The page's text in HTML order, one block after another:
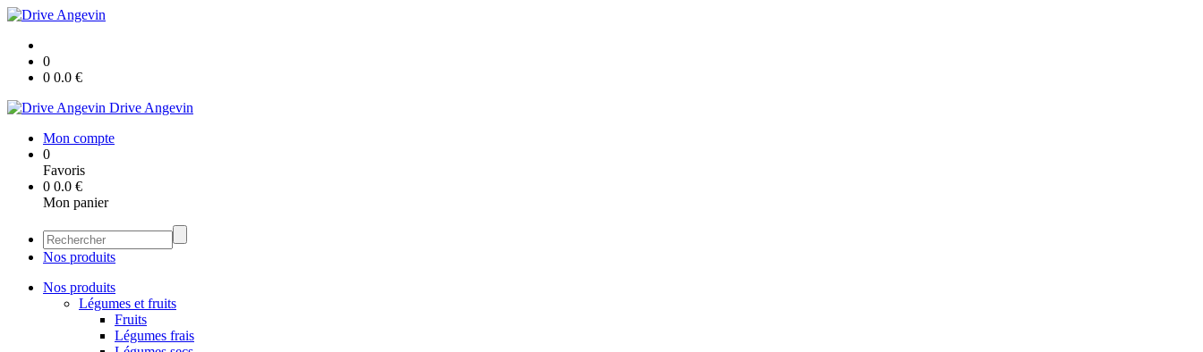
0
0 0.0 €
Drive Angevin
Mon compte
0
Favoris
0 0.0 €
Mon panier
Nos produits
Nos produits
Légumes et fruits
Fruits
Légumes frais